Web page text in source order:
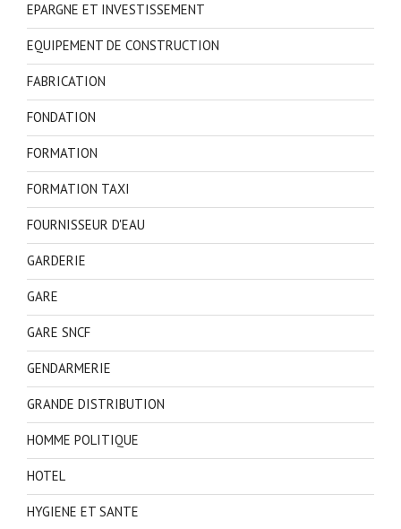
EPARGNE ET INVESTISSEMENT
EQUIPEMENT DE CONSTRUCTION
FABRICATION
FONDATION
FORMATION
FORMATION TAXI
FOURNISSEUR D'EAU
GARDERIE
GARE
GARE SNCF
GENDARMERIE
GRANDE DISTRIBUTION
HOMME POLITIQUE
HOTEL
HYGIENE ET SANTE